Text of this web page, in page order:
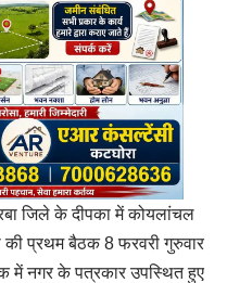
जिले के दीपका में कोयलांचल
प्रथम बैठक 8 फरवरी गुरुवार
में नगर के पत्रकार उपस्थित हुए